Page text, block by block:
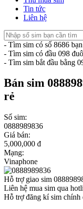
Tin tức
Liên hệ
- Tìm sim có số 8686
- Tìm sim có đầu 098
- Tìm sim bắt đầu bằng
Bán sim
rẻ
Số sim:
0888989836
Giá bán:
5,000,000 đ
Mạng:
Vinaphone
Hỗ trợ giao sim
Liên hệ mua sim qua
Hỗ trợ đăng kí sim chính